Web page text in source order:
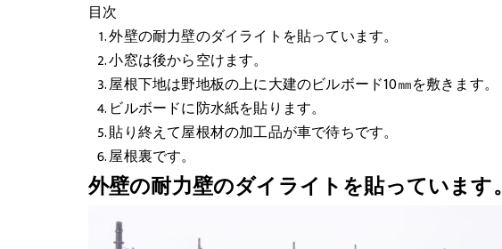
目次
外壁の耐力壁のダイライトを貼っています。
小窓は後から空けます。
屋根下地は野地板の上に大建のビルボード10㎜を敷きます。
ビルボードに防水紙を貼ります。
貼り終えて屋根材の加工品が車で待ちです。
屋根裏です。
外壁の耐力壁のダイライトを貼っています。